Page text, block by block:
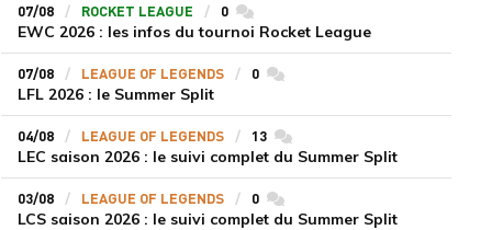
07/08 ROCKET LEAGUE 0commentaires
EWC 2026 : les infos du tournoi Rocket League
07/08 LEAGUE OF LEGENDS 0commentaires
LFL 2026 : le Summer Split
04/08 LEAGUE OF LEGENDS 13commentaires
LEC saison 2026 : le suivi complet du Summer Split
03/08 LEAGUE OF LEGENDS 0commentaires
LCS saison 2026 : le suivi complet du Summer Split